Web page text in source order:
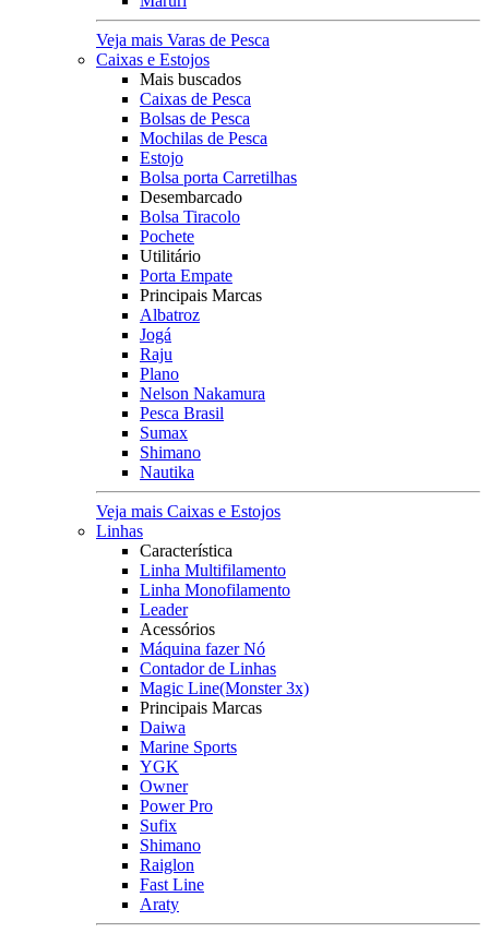
Veja mais Varas de Pesca
Caixas e Estojos
Mais buscados
Caixas de Pesca
Bolsas de Pesca
Mochilas de Pesca
Estojo
Bolsa porta Carretilhas
Desembarcado
Bolsa Tiracolo
Pochete
Utilitário
Porta Empate
Principais Marcas
Albatroz
Jogá
Raju
Plano
Nelson Nakamura
Pesca Brasil
Sumax
Shimano
Nautika
Veja mais Caixas e Estojos
Linhas
Característica
Linha Multifilamento
Linha Monofilamento
Leader
Acessórios
Máquina fazer Nó
Contador de Linhas
Magic Line(Monster 3x)
Principais Marcas
Daiwa
Marine Sports
YGK
Owner
Power Pro
Sufix
Shimano
Raiglon
Fast Line
Araty